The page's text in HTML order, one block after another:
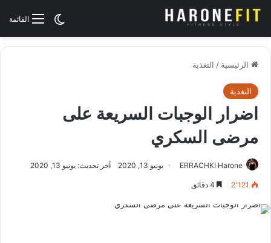
القائمةالوضع
الرئيسية / التغذية
التغذية
اضرار الوجبات السريعة على
مرضى السكري
ERRACHKI Harone يونيو 13, 2020 آخر تحديث: يونيو 13, 2020
2٬121